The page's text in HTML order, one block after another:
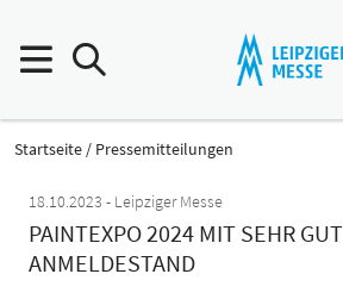
Startseite
Pressemitteilungen
18.10.2023
Leipziger Messe
PAINTEXPO 2024 MIT SEHR
ANMELDESTAND